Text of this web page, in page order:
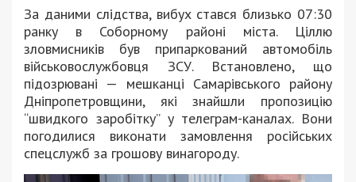
За даними слідства, вибух стався близько 07:30
ранку в Соборному районі міста. Ціллю
зловмисників був припаркований автомобіль
військовослужбовця ЗСУ. Встановлено, що
підозрювані — мешканці Самарівського району
Дніпропетровщини, які знайшли пропозицію
“швидкого заробітку” у телеграм-каналах. Вони
погодилися виконати замовлення російських
спецслужб за грошову винагороду.